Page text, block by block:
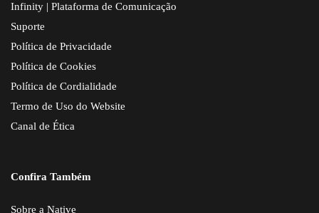
Infinity | Plataforma de Comunicação
Suporte
Política de Privacidade
Política de Cookies
Política de Cordialidade
Termo de Uso do Website
Canal de Ética
Confira Também
Sobre a Native